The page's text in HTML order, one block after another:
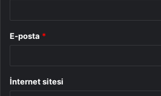
E-posta *
İnternet sitesi